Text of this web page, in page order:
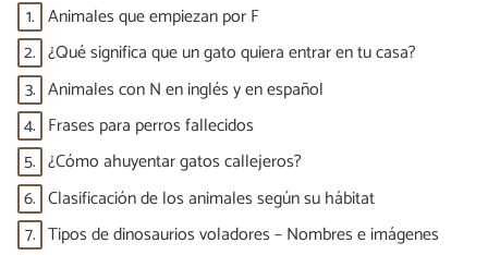
1. Animales que empiezan por F
2. ¿Qué significa que un gato quiera entrar en tu casa?
3. Animales con N en inglés y en español
4. Frases para perros fallecidos
5. ¿Cómo ahuyentar gatos callejeros?
6. Clasificación de los animales según su hábitat
7. Tipos de dinosaurios voladores – Nombres e imágenes